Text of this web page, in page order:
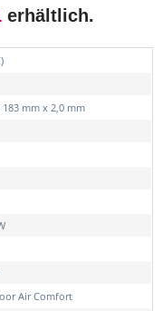
erhältlich.
183 mm x 2,0 mm
Air Comfort